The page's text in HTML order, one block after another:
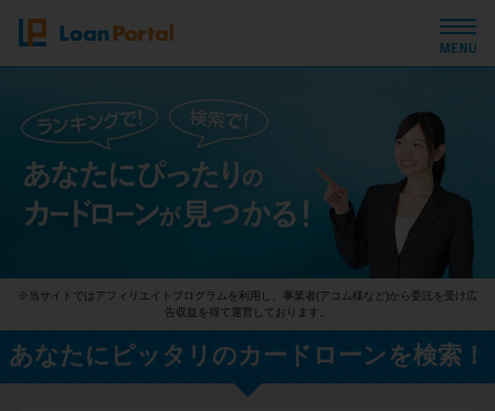
トップページ
おすすめコンテンツ
総合人気ランキング
とにかくすぐ借りたい方向け
バレずに借りたい方向け
※当サイトではアフィリエイトプログラムを利用し、事業者(アコム様など)から委託を受け広
告収益を得て運営しております。
あなたにピッタリのカードローンを検索！